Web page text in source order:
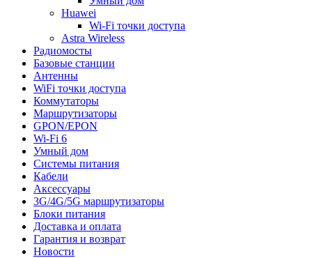
Huawei
Wi-Fi точки доступа
Astra Wireless
Радиомосты
Базовые станции
Антенны
WiFi точки доступа
Коммутаторы
Маршрутизаторы
GPON/EPON
Wi-Fi 6
Умный дом
Системы питания
Кабели
Аксессуары
3G/4G/5G маршрутизаторы
Блоки питания
Доставка и оплата
Гарантия и возврат
Новости